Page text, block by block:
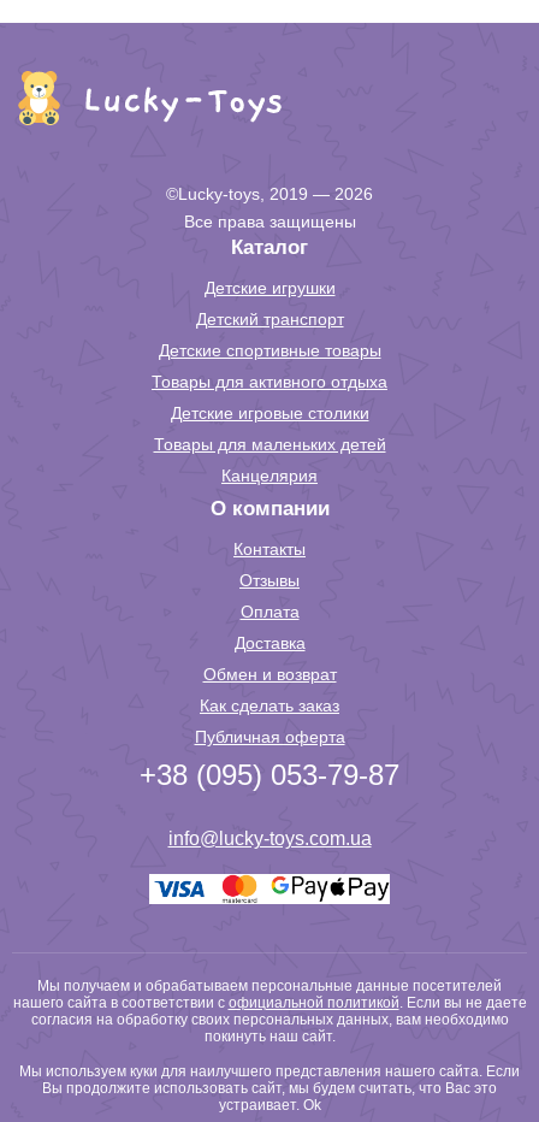
©Lucky-toys, 2019 — 2026
Все права защищены
Каталог
Детские игрушки
Детский транспорт
Детские спортивные товары
Товары для активного отдыха
Детские игровые столики
Товары для маленьких детей
Канцелярия
О компании
Контакты
Отзывы
Оплата
Доставка
Обмен и возврат
Как сделать заказ
Публичная оферта
+38 (095) 053-79-87
info@lucky-toys.com.ua
Мы получаем и обрабатываем персональные данные посетителей
нашего сайта в соответствии с официальной политикой . Если вы не даете
согласия на обработку своих персональных данных, вам необходимо
покинуть наш сайт.
Мы используем куки для наилучшего представления нашего сайта. Если
Вы продолжите использовать сайт, мы будем считать, что Вас это
устраивает. Ok